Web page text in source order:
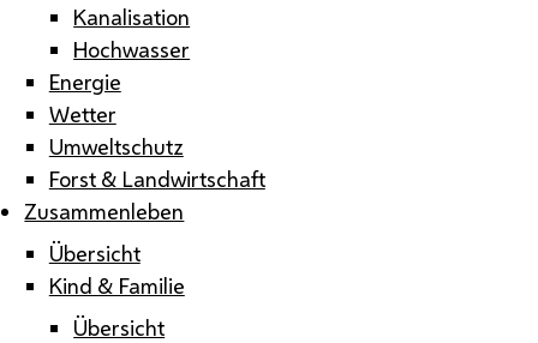
Kanalisation
Hochwasser
Energie
Wetter
Umweltschutz
Forst & Landwirtschaft
Zusammenleben
Übersicht
Kind & Familie
Übersicht